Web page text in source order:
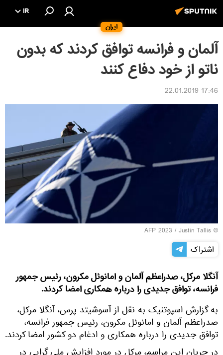
ایران
IR
آلمان و فرانسه توافق کردند که بدون
ناتو از خود دفاع کنند
17:46 22.01.2019
© AFP 2023 / Justin Tallis
اشتراک
آنگلا مرکل، صدراعظم آلمان و امانوئل مکرون، رئیس جمهور
فرانسه، توافق جدیدی را درباره همکاری امضا کردند.
به گزارش اسپوتنیک به نقل از آسوشیتد پرس، آنگلا مرکل،
صدراعظم آلمان و امانوئل مکرون، رئیس جمهور فرانسه،
توافق جدیدی را درباره همکاری و ادغام دو کشور امضا کردند.